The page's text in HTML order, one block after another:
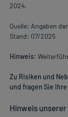
2024.
Quelle: Angaben
Stand: 07/2025
Hinweis:
Zu Risiken und
und fragen Sie
Hinweis